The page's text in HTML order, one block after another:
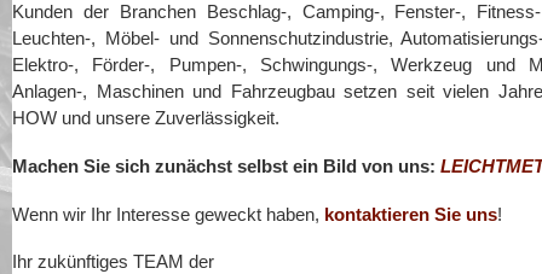
Kunden der Branchen Beschlag-, Camping-, Fenster-,
Leuchten-, Möbel- und Sonnenschutzindustrie,
Elektro-, Förder-, Pumpen-, Schwingungs-, Werkzeug und
Anlagen-, Maschinen und Fahrzeugbau setzen seit vielen
HOW und unsere Zuverlässigkeit.
Machen Sie sich zunächst selbst ein Bild von uns:
Wenn wir Ihr Interesse geweckt haben, kontaktieren Sie uns!
Ihr zukünftiges TEAM der